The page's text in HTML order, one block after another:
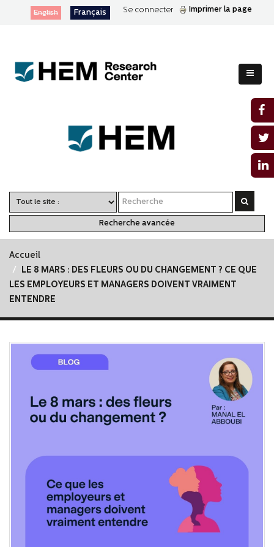
English Français Se connecter Imprimer la page
Recherche avancée
Accueil
LE 8 MARS : DES FLEURS OU DU CHANGEMENT ? CE QUE
LES EMPLOYEURS ET MANAGERS DOIVENT VRAIMENT
ENTENDRE